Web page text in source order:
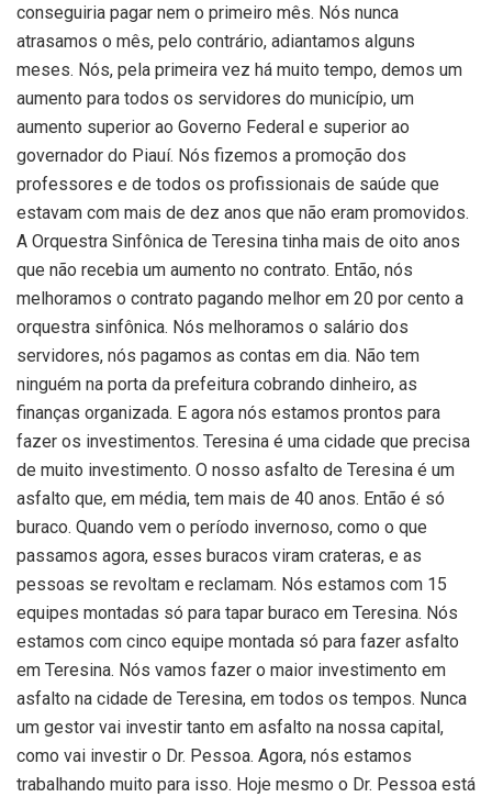
conseguiria pagar nem o primeiro mês. Nós nunca
atrasamos o mês, pelo contrário, adiantamos alguns
meses. Nós, pela primeira vez há muito tempo, demos um
aumento para todos os servidores do município, um
aumento superior ao Governo Federal e superior ao
governador do Piauí. Nós fizemos a promoção dos
professores e de todos os profissionais de saúde que
estavam com mais de dez anos que não eram promovidos.
A Orquestra Sinfônica de Teresina tinha mais de oito anos
que não recebia um aumento no contrato. Então, nós
melhoramos o contrato pagando melhor em 20 por cento a
orquestra sinfônica. Nós melhoramos o salário dos
servidores, nós pagamos as contas em dia. Não tem
ninguém na porta da prefeitura cobrando dinheiro, as
finanças organizada. E agora nós estamos prontos para
fazer os investimentos. Teresina é uma cidade que precisa
de muito investimento. O nosso asfalto de Teresina é um
asfalto que, em média, tem mais de 40 anos. Então é só
buraco. Quando vem o período invernoso, como o que
passamos agora, esses buracos viram crateras, e as
pessoas se revoltam e reclamam. Nós estamos com 15
equipes montadas só para tapar buraco em Teresina. Nós
estamos com cinco equipe montada só para fazer asfalto
em Teresina. Nós vamos fazer o maior investimento em
asfalto na cidade de Teresina, em todos os tempos. Nunca
um gestor vai investir tanto em asfalto na nossa capital,
como vai investir o Dr. Pessoa. Agora, nós estamos
trabalhando muito para isso. Hoje mesmo o Dr. Pessoa está